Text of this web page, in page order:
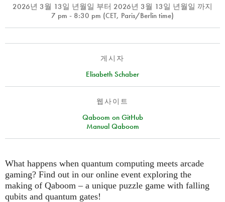
Türkçe
Texts
가입하기
새로운 비밀번호 요청하기
Developer
Talk
Discussion
2026년 3월 13일 년월일 부터 2026년 3월 13일 년월일 까지
7 pm - 8:30 pm (CET, Paris/Berlin time)
게시자
Elisabeth Schaber
웹사이트
Qaboom on GitHub
Manual Qaboom
What happens when quantum computing meets arcade
gaming? Find out in our online event exploring the
making of Qaboom – a unique puzzle game with falling
qubits and quantum gates!